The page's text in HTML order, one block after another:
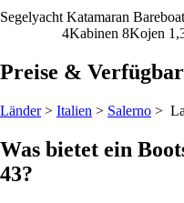
Segelyacht Katamaran Bareboat
4Kabinen 8Kojen
Preise &
Länder> Italien > Salerno >
Was bietet ein
43?